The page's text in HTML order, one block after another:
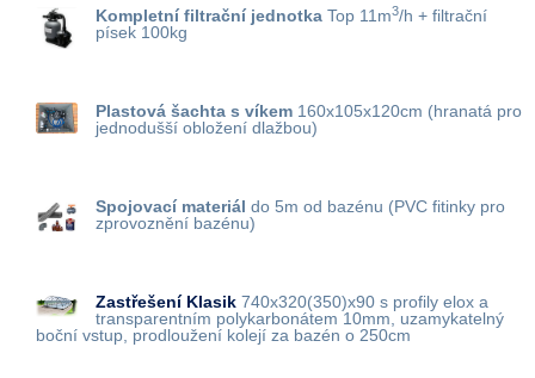
Kompletní filtrační jednotka Top 11m3/h + filtrační
písek 100kg
Plastová šachta s víkem 160x105x120cm (hranatá pro
jednodušší obložení dlažbou)
Spojovací materiál do 5m od bazénu (PVC fitinky pro
zprovoznění bazénu)
Zastřešení Klasik 740x320(350)x90 s profily elox a
transparentním polykarbonátem 10mm, uzamykatelný
boční vstup, prodloužení kolejí za bazén o 250cm